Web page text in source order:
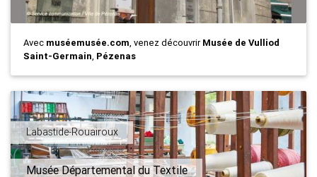
Avec muséemusée.com, venez découvrirMusée de Vulliod
Saint-Germain, Pézenas
Labastide-Rouairoux
Musée Départemental du Textile